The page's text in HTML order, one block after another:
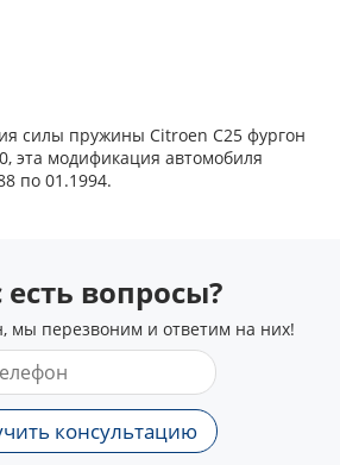
силы пружины Citroen C25 фургон
эта модификация автомобиля
по 01.1994.
есть вопросы?
мы перезвоним и ответим на них!
консультацию